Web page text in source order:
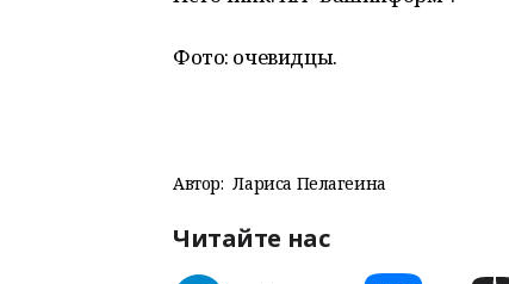
Фото: очевидцы.
Автор: Лариса Пелагеина
Читайте нас